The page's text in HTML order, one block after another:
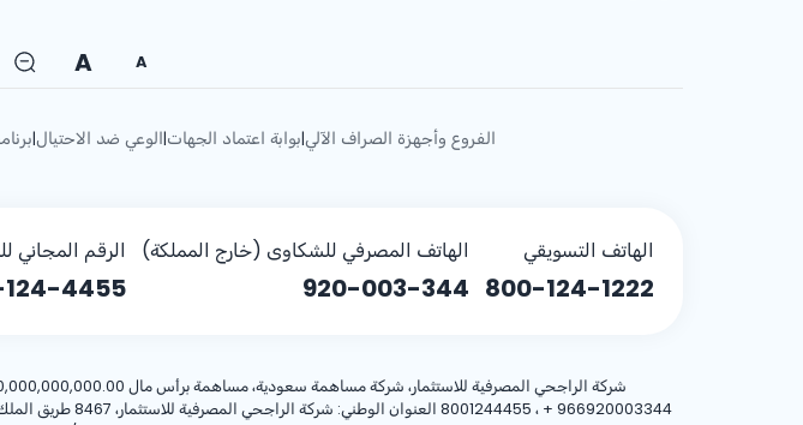
A
A
الفروع وأجهزة الصراف الآلي|بوابة اعتماد الجهات|الوعي ضد الاحتيال|
الهاتف التسويقي
800-124-1222
الهاتف المصرفي للشكاوى (خارج المملكة)
920-003-344
الرقم المجاني
4455
شركة الراجحي المصرفية للاستثمار، شركة مساهمة سعودية، مساهمة برأس مال 60,000,000,000.00
+ 966920003344